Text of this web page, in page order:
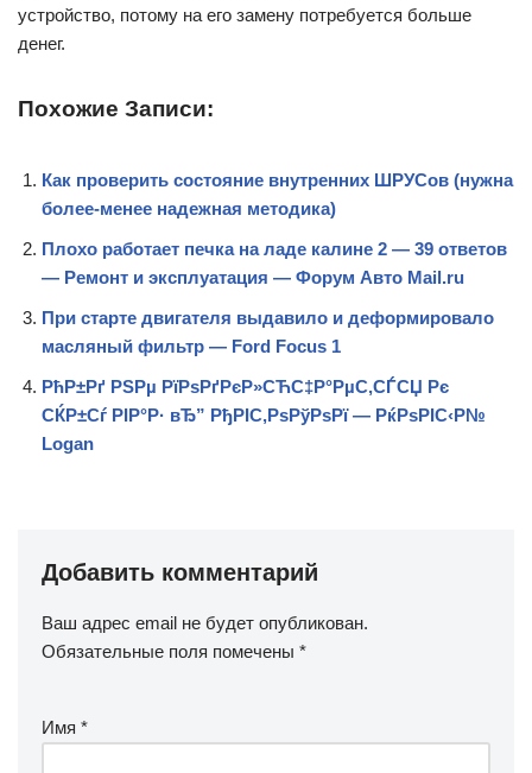
устройство, потому на его замену потребуется больше
денег.
Похожие Записи:
Как проверить состояние внутренних ШРУСов (нужна
более-менее надежная методика)
Плохо работает печка на ладе калине 2 — 39 ответов
— Ремонт и эксплуатация — Форум Авто Mail.ru
При старте двигателя выдавило и деформировало
масляный фильтр — Ford Focus 1
РћР±Рґ РЅРµ РїРѕРґРєР»СЋС‡Р°РµС‚СЃСЏ Рє
СЌР±Сѓ РІР°Р· вЂ” РђРІС‚РѕРўРѕРї — РќРѕРІС‹Р№
Logan
Добавить комментарий
Ваш адрес email не будет опубликован.
Обязательные поля помечены *
Имя *